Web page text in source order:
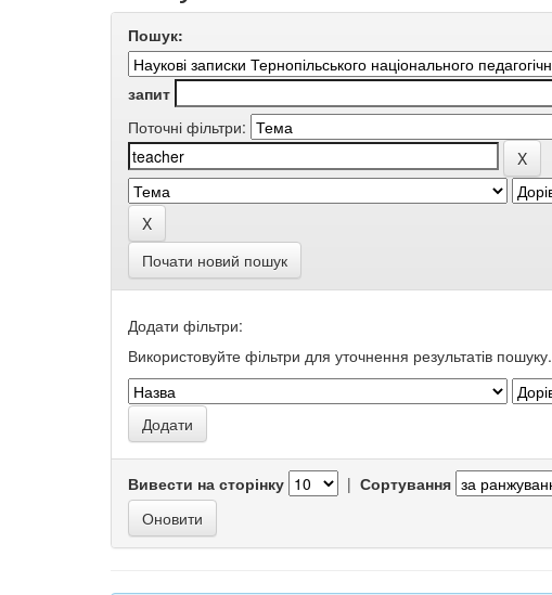
Пошук:
запит
Поточні фільтри:
Почати новий пошук
Додати фільтри:
Використовуйте фільтри для уточнення результатів пошуку.
Вивести на сторінку | Сортування